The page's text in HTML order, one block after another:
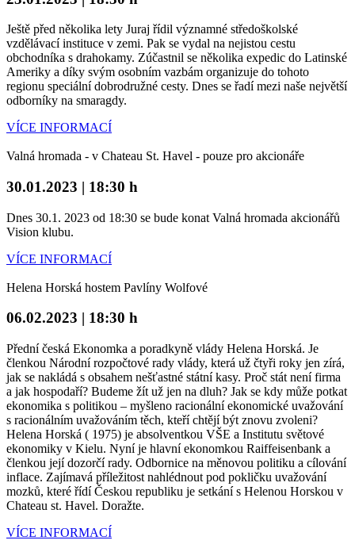
Ještě před několika lety Juraj řídil významné středoškolské
vzdělávací instituce v zemi. Pak se vydal na nejistou cestu
obchodníka s drahokamy. Zúčastnil se několika expedic do Latinské
Ameriky a díky svým osobním vazbám organizuje do tohoto
regionu speciální dobrodružné cesty. Dnes se řadí mezi naše největší
odborníky na smaragdy.
VÍCE INFORMACÍ
Valná hromada - v Chateau St. Havel - pouze pro akcionáře
30.01.2023 | 18:30 h
Dnes 30.1. 2023 od 18:30 se bude konat Valná hromada akcionářů
Vision klubu.
VÍCE INFORMACÍ
Helena Horská hostem Pavlíny Wolfové
06.02.2023 | 18:30 h
Přední česká Ekonomka a poradkyně vlády Helena Horská. Je
členkou Národní rozpočtové rady vlády, která už čtyři roky jen zírá,
jak se nakládá s obsahem nešťastné státní kasy. Proč stát není firma
a jak hospodaří? Budeme žít už jen na dluh? Jak se kdy může potkat
ekonomika s politikou – myšleno racionální ekonomické uvažování
s racionálním uvažováním těch, kteří chtějí být znovu zvoleni?
Helena Horská ( 1975) je absolventkou VŠE a Institutu světové
ekonomiky v Kielu. Nyní je hlavní ekonomkou Raiffeisenbank a
členkou její dozorčí rady. Odbornice na měnovou politiku a cílování
inflace. Zajímavá příležitost nahlédnout pod pokličku uvažování
mozků, které řídí Českou republiku je setkání s Helenou Horskou v
Chateau st. Havel. Doražte.
VÍCE INFORMACÍ